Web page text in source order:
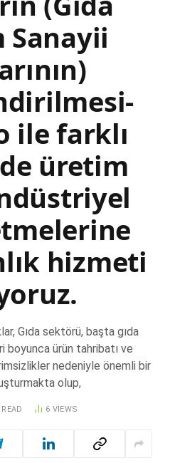
Sanayii
ile farklı
üretim
hizmeti
Gıda sektörü, başta gıda
boyunca ürün tahribatı ve
nedeniyle önemli bir
olup,
6 VIEWS